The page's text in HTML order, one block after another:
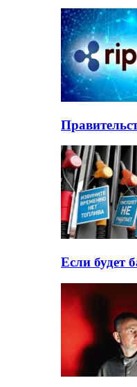
Если будет